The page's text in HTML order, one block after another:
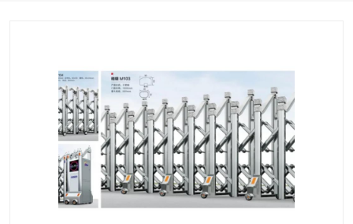
升降门系列 通道闸系列
小门系列 伸缩门